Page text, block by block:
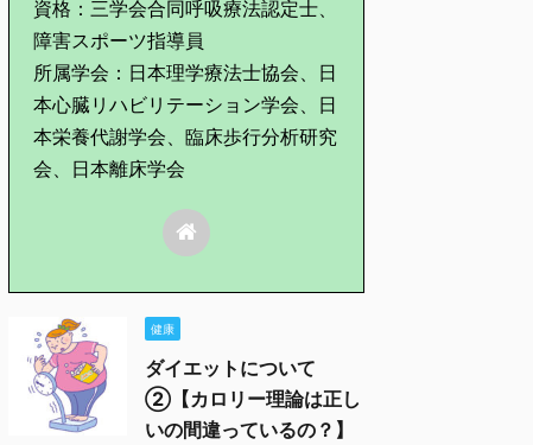
資格：三学会合同呼吸療法認定士、
障害スポーツ指導員
所属学会：日本理学療法士協会、日
本心臓リハビリテーション学会、日
本栄養代謝学会、臨床歩行分析研究
会、日本離床学会
健康
ダイエットについて
②【カロリー理論は正し
いの間違っているの？】